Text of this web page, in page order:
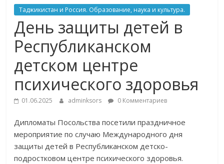
Таджикистан и Россия. Образование, наука и культура.
День защиты детей в
Республиканском
детском центре
психического здоровья
01.06.2025 adminksors 0 Комментариев
Дипломаты Посольства посетили праздничное
мероприятие по случаю Международного дня
защиты детей в Республиканском детско-
подростковом центре психического здоровья.